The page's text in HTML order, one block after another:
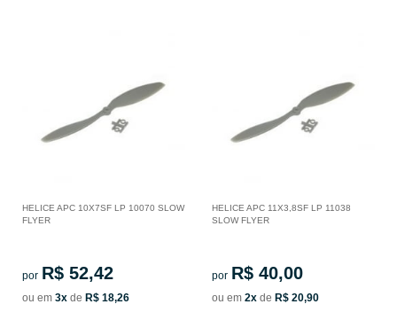
HELICE APC 10X7SF LP 10070 SLOW
FLYER
por R$ 52,42
ou em 3x de R$ 18,26
HELICE APC 11X3,8SF LP 11038
SLOW FLYER
por R$ 40,00
ou em 2x de R$ 20,90